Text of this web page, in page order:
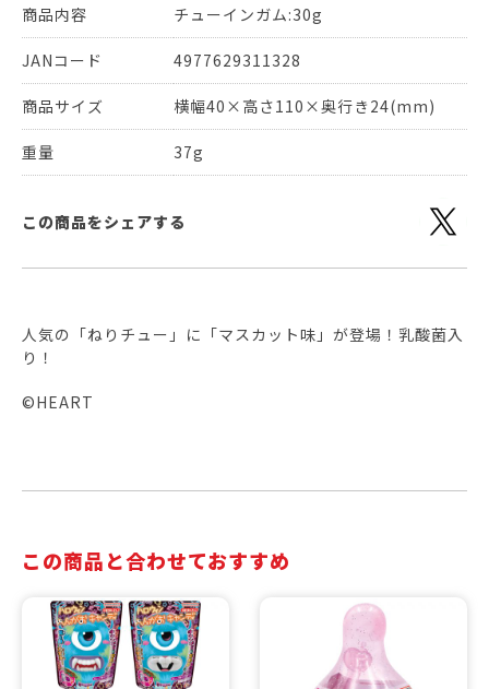
商品内容 チューインガム:30g
JANコード 4977629311328
商品サイズ 横幅40×高さ110×奥行き24(mm)
重量 37g
この商品をシェアする
人気の「ねりチュー」に「マスカット味」が登場！乳酸菌入
り！
©HEART
この商品と合わせておすすめ